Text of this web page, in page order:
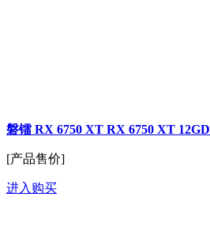
磐镭 RX 6750 XT RX 6750 XT
[产品售价]
进入购买